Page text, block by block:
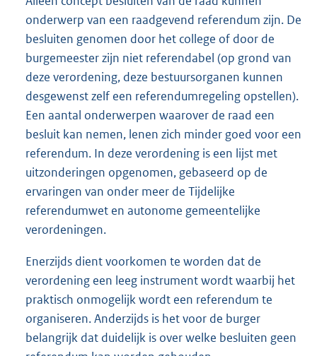
onderwerp van een raadgevend referendum zijn. De
besluiten genomen door het college of door de
burgemeester zijn niet referendabel (op grond van
deze verordening, deze bestuursorganen kunnen
desgewenst zelf een referendumregeling opstellen).
Een aantal onderwerpen waarover de raad een
besluit kan nemen, lenen zich minder goed voor een
referendum. In deze verordening is een lijst met
uitzonderingen opgenomen, gebaseerd op de
ervaringen van onder meer de Tijdelijke
referendumwet en autonome gemeentelijke
verordeningen.
Enerzijds dient voorkomen te worden dat de
verordening een leeg instrument wordt waarbij het
praktisch onmogelijk wordt een referendum te
organiseren. Anderzijds is het voor de burger
belangrijk dat duidelijk is over welke besluiten geen